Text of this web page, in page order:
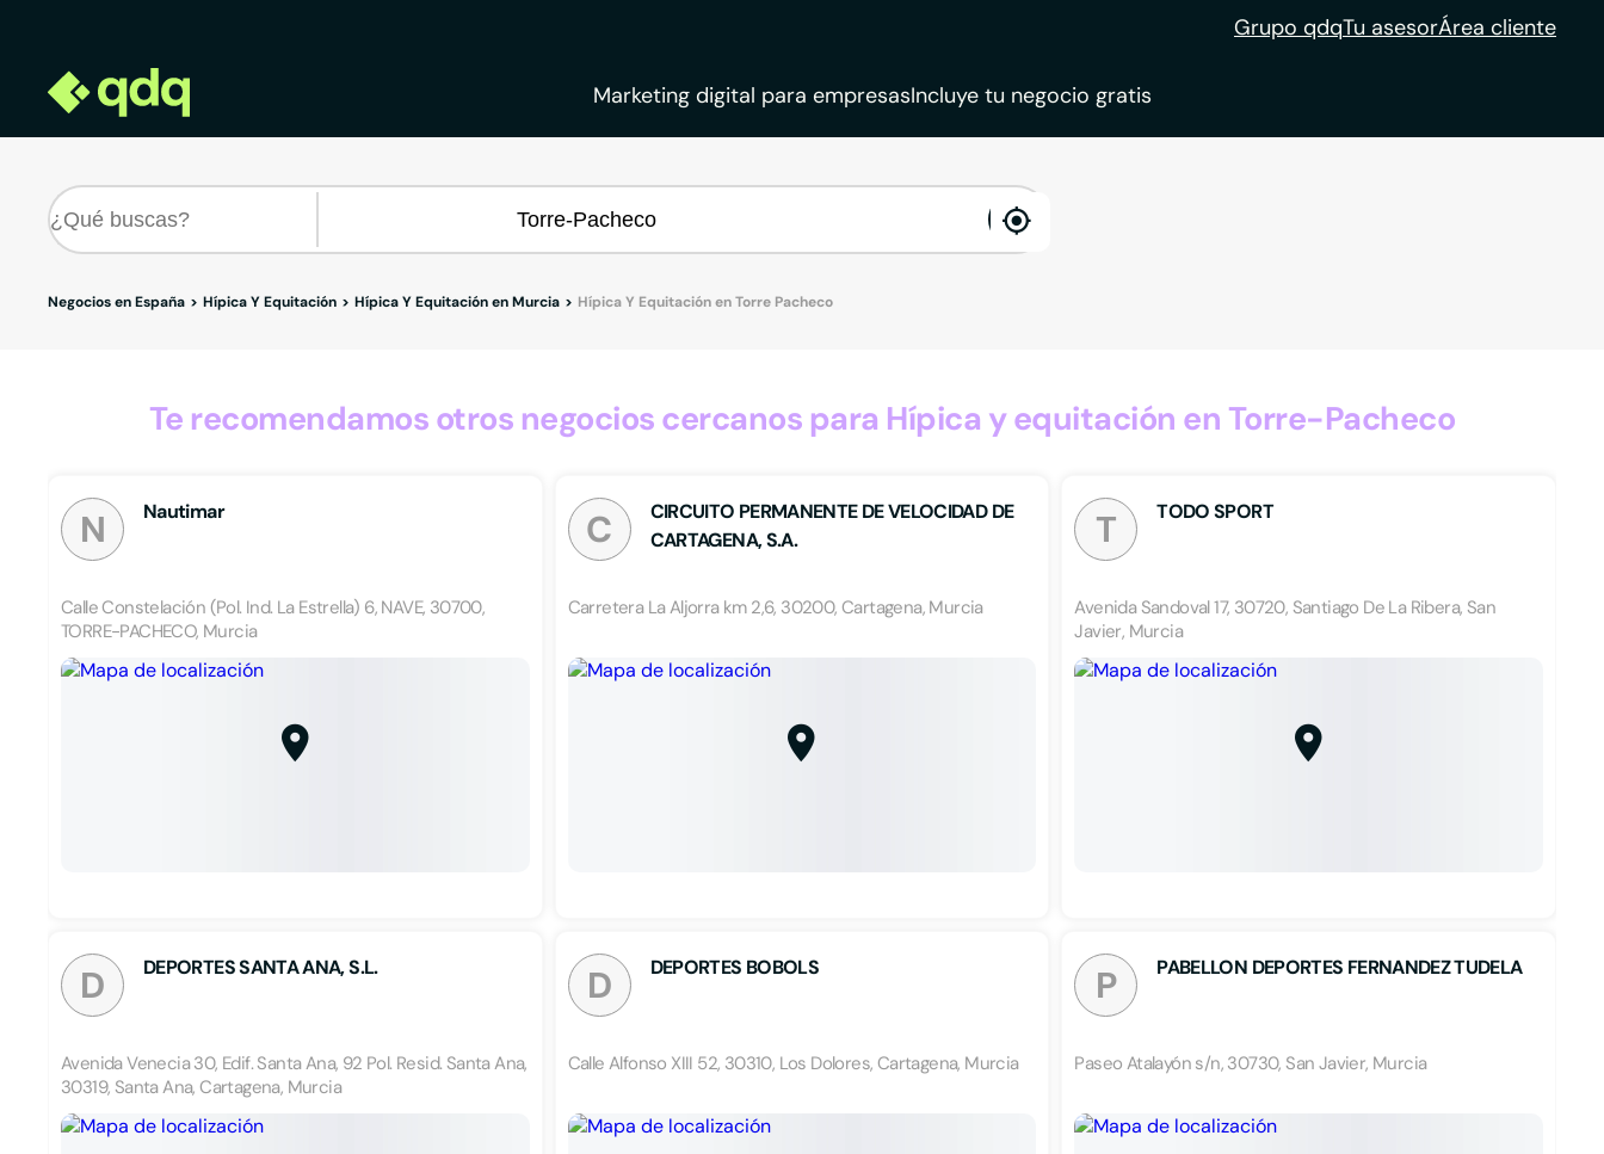
Grupo qdqTu asesorÁrea cliente
Marketing digital para empresasIncluye tu negocio gratis
enable
Negocios en España Hípica Y Equitación Hípica Y Equitación en Murcia Hípica Y Equitación en Torre Pacheco
Te recomendamos otros negocios cercanos para Hípica y equitación en Torre-Pacheco
N Nautimar
Calle Constelación (Pol. Ind. La Estrella) 6, NAVE, 30700,
TORRE-PACHECO, Murcia
C
CIRCUITO PERMANENTE DE VELOCIDAD DE
CARTAGENA, S.A.
Carretera La Aljorra km 2,6, 30200, Cartagena, Murcia
T TODO SPORT
Avenida Sandoval 17, 30720, Santiago De La Ribera, San
Javier, Murcia
D DEPORTES SANTA ANA, S.L.
Avenida Venecia 30, Edif. Santa Ana, 92 Pol. Resid. Santa Ana,
30319, Santa Ana, Cartagena, Murcia
D DEPORTES BOBOLS
Calle Alfonso XIII 52, 30310, Los Dolores, Cartagena, Murcia
P PABELLON DEPORTES FERNANDEZ TUDELA
Paseo Atalayón s/n, 30730, San Javier, Murcia